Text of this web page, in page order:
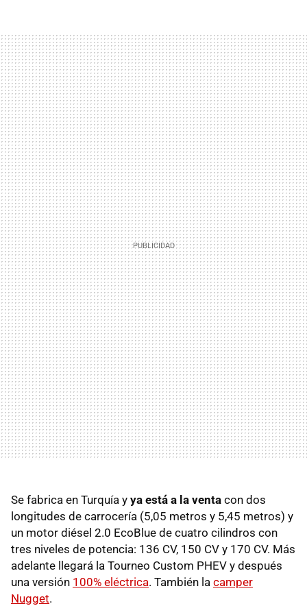
Se fabrica en Turquía y ya está a la venta con dos
longitudes de carrocería (5,05 metros y 5,45 metros) y
un motor diésel 2.0 EcoBlue de cuatro cilindros con
tres niveles de potencia: 136 CV, 150 CV y 170 CV. Más
adelante llegará la Tourneo Custom PHEV y después
una versión 100% eléctrica. También la camper
Nugget.